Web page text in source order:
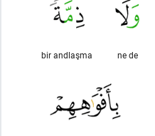
ne de
bir andlaşma